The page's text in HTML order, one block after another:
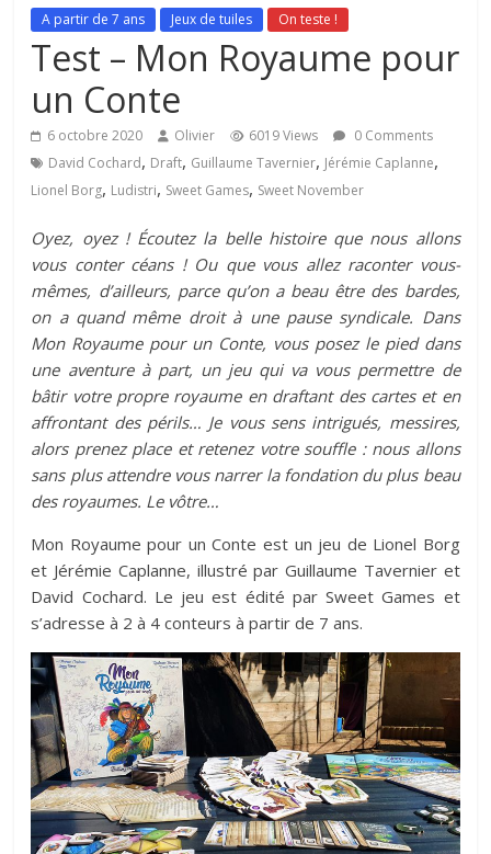
A partir de 7 ans Jeux de tuiles On teste !
Test – Mon Royaume pour
un Conte
6 octobre 2020 Olivier 6019 Views
0 Comments
David Cochard, Draft, Guillaume Tavernier, Jérémie Caplanne,
Lionel Borg, Ludistri, Sweet Games, Sweet November
Oyez, oyez ! Écoutez la belle histoire que nous allons
vous conter céans ! Ou que vous allez raconter vous-
mêmes, d’ailleurs, parce qu’on a beau être des bardes,
on a quand même droit à une pause syndicale. Dans
Mon Royaume pour un Conte, vous posez le pied dans
une aventure à part, un jeu qui va vous permettre de
bâtir votre propre royaume en draftant des cartes et en
affrontant des périls… Je vous sens intrigués, messires,
alors prenez place et retenez votre souffle : nous allons
sans plus attendre vous narrer la fondation du plus beau
des royaumes. Le vôtre…
Mon Royaume pour un Conte est un jeu de Lionel Borg
et Jérémie Caplanne, illustré par Guillaume Tavernier et
David Cochard. Le jeu est édité par Sweet Games et
s’adresse à 2 à 4 conteurs à partir de 7 ans.